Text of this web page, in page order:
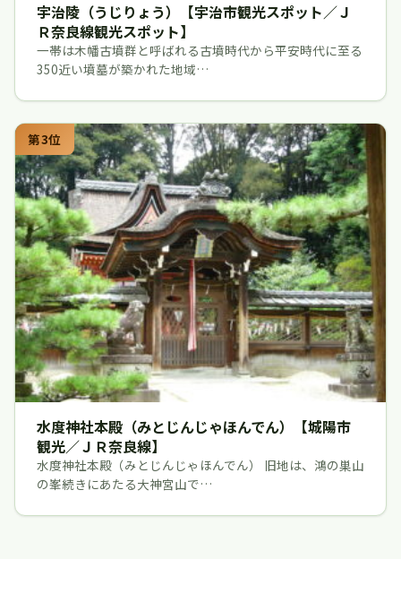
宇治陵（うじりょう）【宇治市観光スポット／Ｊ
Ｒ奈良線観光スポット】
一帯は木幡古墳群と呼ばれる古墳時代から平安時代に至る
350近い墳墓が築かれた地域…
第3位
水度神社本殿（みとじんじゃほんでん）【城陽市
観光／ＪＲ奈良線】
水度神社本殿（みとじんじゃほんでん） 旧地は、鴻の巣山
の峯続きにあたる大神宮山で…